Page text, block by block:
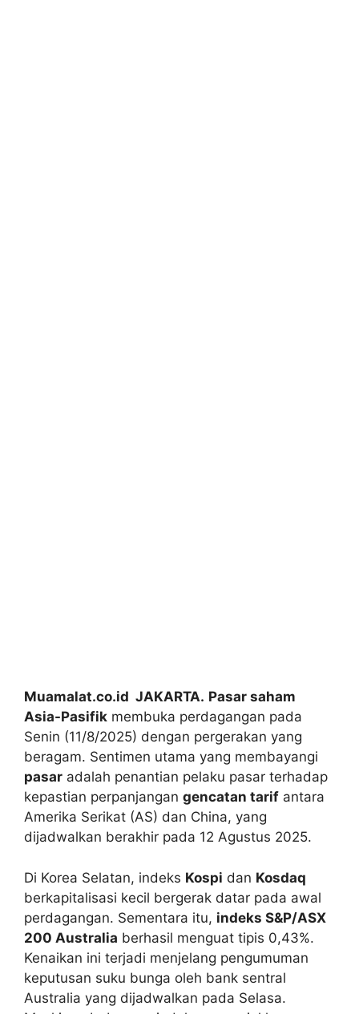
Muamalat.co.id JAKARTA. Pasar saham
Asia-Pasifik membuka perdagangan pada
Senin (11/8/2025) dengan pergerakan yang
beragam. Sentimen utama yang membayangi
pasar adalah penantian pelaku pasar terhadap
kepastian perpanjangan gencatan tarif antara
Amerika Serikat (AS) dan China, yang
dijadwalkan berakhir pada 12 Agustus 2025.
Di Korea Selatan, indeks Kospi dan Kosdaq
berkapitalisasi kecil bergerak datar pada awal
perdagangan. Sementara itu, indeks S&P/ASX
200 Australia berhasil menguat tipis 0,43%.
Kenaikan ini terjadi menjelang pengumuman
keputusan suku bunga oleh bank sentral
Australia yang dijadwalkan pada Selasa.